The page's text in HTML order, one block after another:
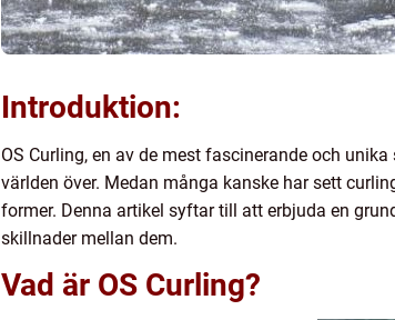
Introduktion:
OS Curling, en av de mest fascinerande och
världen över. Medan många kanske har sett
former. Denna artikel syftar till att erbjuda en
skillnader mellan dem.
Vad är OS Curling?